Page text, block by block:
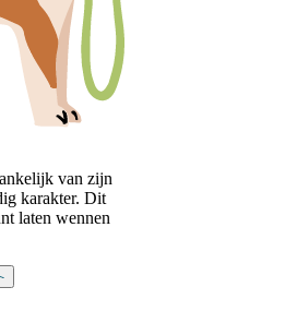
van zijn
karakter. Dit
laten wennen